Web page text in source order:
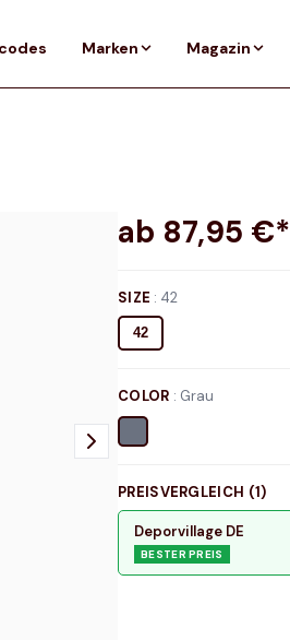
Marken Magazin
ab 87,95 €*
SIZE : 42
42
COLOR : Grau
PREISVERGLEICH (1)
Deporvillage DE
BESTER PREIS